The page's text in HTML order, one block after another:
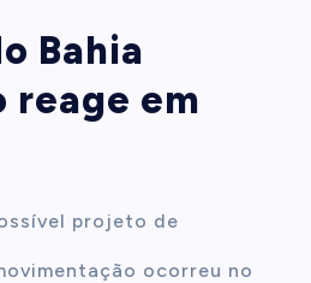
Bahia
reage em
projeto de
ocorreu no